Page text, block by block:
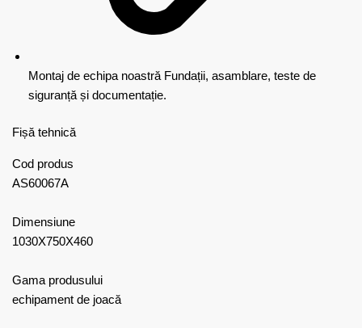
Montaj de echipa noastră Fundații, asamblare, teste de
siguranță și documentație.
Fișă tehnică
Cod produs
AS60067A
Dimensiune
1030X750X460
Gama produsului
echipament de joacă